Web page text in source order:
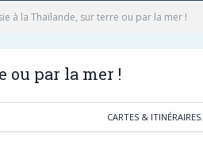
à la Thaïlande, sur terre ou par la mer !
ou par la mer !
CARTES & ITINÉRAIRES,